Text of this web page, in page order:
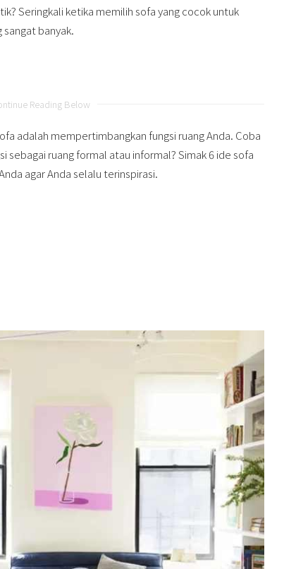
Seringkali ketika memilih sofa yang cocok untuk
banyak.
Reading Below
adalah mempertimbangkan fungsi ruang Anda. Coba
sebagai ruang formal atau informal? Simak 6 ide sofa
agar Anda selalu terinspirasi.